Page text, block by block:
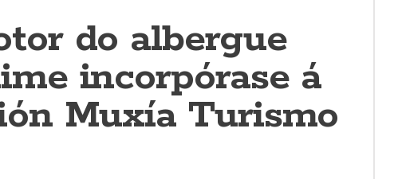
do albergue
incorpórase á
Muxía Turismo